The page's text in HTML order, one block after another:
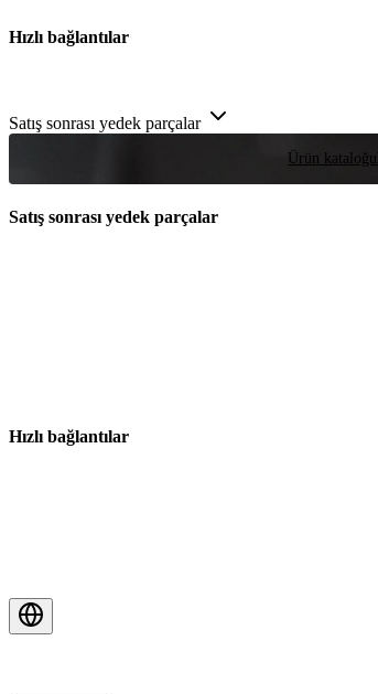
Hızlı bağlantılar
Satış sonrası yedek parçalar
Ürün kataloğu
Satış sonrası yedek parçalar
Hızlı bağlantılar